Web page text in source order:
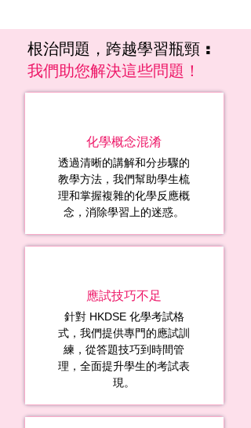
根治問題，跨越學習瓶頸 :
我們助您解決這些問題！
化學概念混淆
透過清晰的講解和分步驟的
教學方法，我們幫助學生梳
理和掌握複雜的化學反應概
念，消除學習上的迷惑。
應試技巧不足
針對 HKDSE 化學考試格
式，我們提供專門的應試訓
練，從答題技巧到時間管
理，全面提升學生的考試表
現。